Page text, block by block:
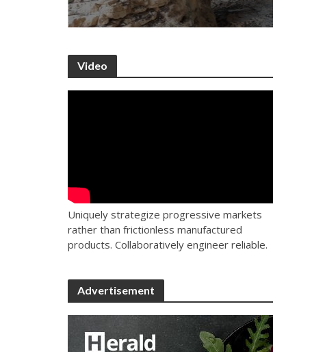
Video
Uniquely strategize progressive markets
rather than frictionless manufactured
products. Collaboratively engineer reliable.
Advertisement